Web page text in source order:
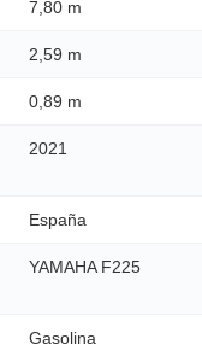
7,80 m
2,59 m
0,89 m
2021
España
YAMAHA F225
Gasolina